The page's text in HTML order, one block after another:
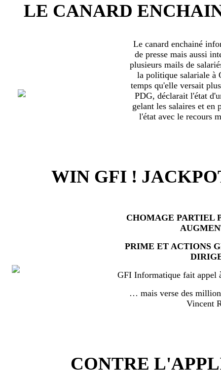
LE CANARD
Le canard enchainé
de presse mais aussi
plusieurs mails de
la politique salariale à
temps qu'elle versait
PDG, déclarait l'état
gelant les salaires et en
l'état avec le recours
WIN GFI !
CHOMAGE PARTIEL
PRIME ET ACTIONS
GFI Informatique fait appel
… mais verse des
Vincent
CONTRE